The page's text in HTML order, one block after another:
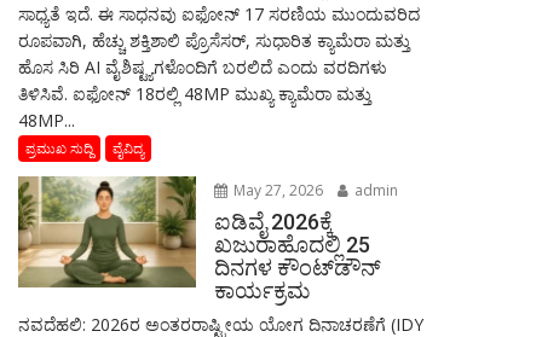
ಸಾಧ್ಯತೆ ಇದೆ. ಈ ಸಾಧನವು ಐಫೋನ್ 17 ಸರಣಿಯ ಮುಂದುವರಿದ
ರೂಪವಾಗಿ, ಹೆಚ್ಚು ಶಕ್ತಿಶಾಲಿ ಪ್ರೊಸೆಸರ್, ಸುಧಾರಿತ ಕ್ಯಾಮೆರಾ ಮತ್ತು
ಹೊಸ ಸಿರಿ AI ವೈಶಿಷ್ಟ್ಯಗಳೊಂದಿಗೆ ಬರಲಿದೆ ಎಂದು ವರದಿಗಳು
ತಿಳಿಸಿವೆ. ಐಫೋನ್ 18ರಲ್ಲಿ 48MP ಮುಖ್ಯ ಕ್ಯಾಮೆರಾ ಮತ್ತು
48MP...
ಪ್ರಮುಖ ಸುದ್ದಿ ವೈವಿದ್ಯ
May 27, 2026 admin
ಐಡಿವೈ 2026ಕ್ಕೆ
ಖಜುರಾಹೊದಲ್ಲಿ 25
ದಿನಗಳ ಕೌಂಟ್‌ಡೌನ್
ಕಾರ್ಯಕ್ರಮ
ನವದೆಹಲಿ: 2026ರ ಅಂತರರಾಷ್ಟ್ರೀಯ ಯೋಗ ದಿನಾಚರಣೆಗೆ (IDY